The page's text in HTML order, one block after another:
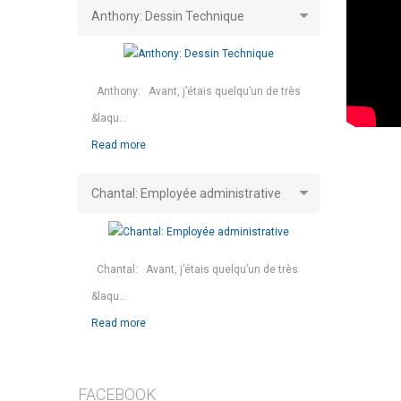
Anthony: Dessin Technique
Anthony: Avant, j’étais quelqu’un de très
&laqu...
Read more
Chantal: Employée administrative
Chantal: Avant, j’étais quelqu’un de très
&laqu...
Read more
FACEBOOK